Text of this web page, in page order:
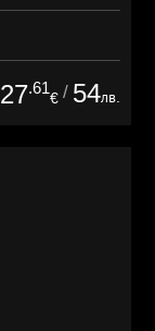
27.61
€ / 54лв.